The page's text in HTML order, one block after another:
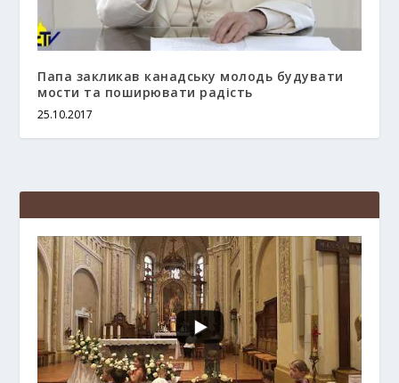
Папа закликав канадську молодь будувати
мости та поширювати радість
25.10.2017